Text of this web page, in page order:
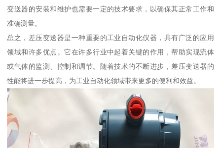
变送器的安装和维护也需要一定的技术要求，以确保其正常工作和
准确测量。
总之，差压变送器是一种重要的工业自动化仪器，具有广泛的应用
领域和许多优点。它在许多行业中起着关键的作用，帮助实现流体
或气体的监测、控制和调节。随着技术的不断进步，差压变送器的
性能将进一步提高，为工业自动化领域带来更多的便利和效益。